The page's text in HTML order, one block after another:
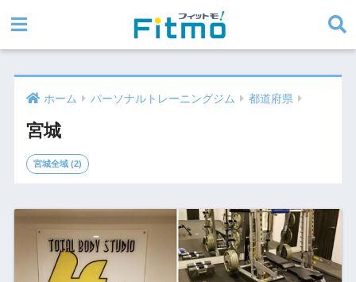
ホーム パーソナルトレーニングジム 都道府県
宮城
宮城全域 (2)